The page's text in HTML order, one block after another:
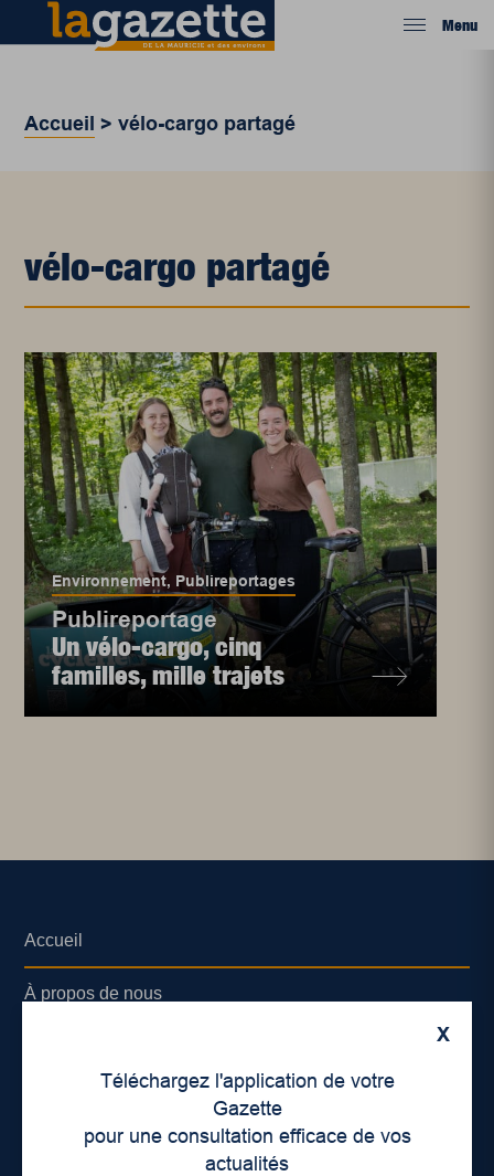
Menu
Accueil >vélo-cargo partagé
vélo-cargo partagé
Environnement, Publireportages
Publireportage
Un vélo-cargo, cinq
familles, mille trajets
X
Téléchargez l'application de votre
Gazette
pour une consultation efficace de vos
actualités
Accueil
À propos de nous
Lieux de distribution